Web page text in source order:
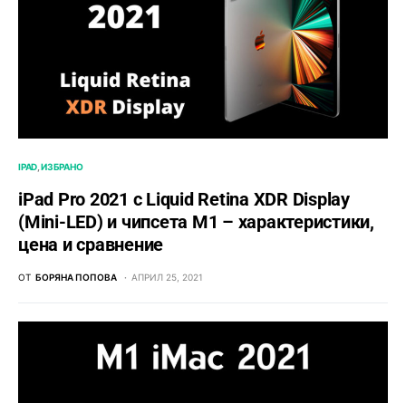
IPAD ИЗБРАНО
iPad Pro 2021 с Liquid Retina XDR Display
(Mini-LED) и чипсета M1 – характеристики,
цена и сравнение
ОТ БОРЯНА ПОПОВА АПРИЛ 25, 2021